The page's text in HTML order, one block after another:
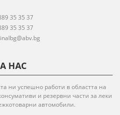
35 35 37
35 35 37
НАС
ни успешно работи в областта на
и резервни части за леки
автомобили.